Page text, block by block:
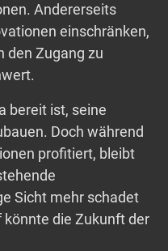
Andererseits
einschränken,
den Zugang zu
bereit ist, seine
Doch während
profitiert, bleibt
Sicht mehr schadet
die Zukunft der